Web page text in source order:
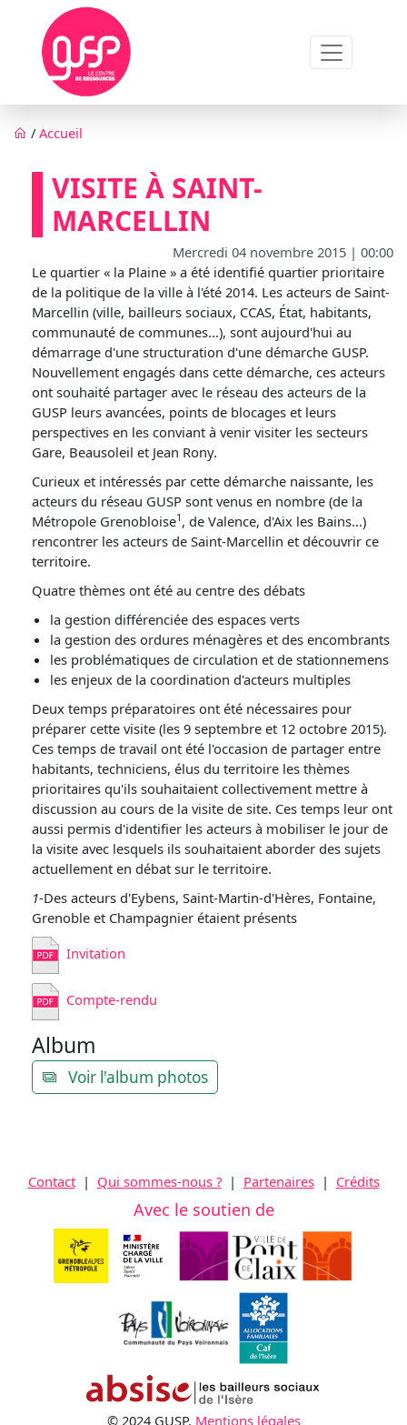
Aller au contenu principal
Fil d'Ariane
/Accueil
VISITE À SAINT-
MARCELLIN
Mercredi 04 novembre 2015 | 00:00
Le quartier « la Plaine » a été identifié quartier prioritaire
de la politique de la ville à l'été 2014. Les acteurs de Saint-
Marcellin (ville, bailleurs sociaux, CCAS, État, habitants,
communauté de communes...), sont aujourd'hui au
démarrage d'une structuration d'une démarche GUSP.
Nouvellement engagés dans cette démarche, ces acteurs
ont souhaité partager avec le réseau des acteurs de la
GUSP leurs avancées, points de blocages et leurs
perspectives en les conviant à venir visiter les secteurs
Gare, Beausoleil et Jean Rony.
Curieux et intéressés par cette démarche naissante, les
acteurs du réseau GUSP sont venus en nombre (de la
Métropole Grenobloise1 , de Valence, d'Aix les Bains...)
rencontrer les acteurs de Saint-Marcellin et découvrir ce
territoire.
Quatre thèmes ont été au centre des débats
la gestion différenciée des espaces verts
la gestion des ordures ménagères et des encombrants
les problématiques de circulation et de stationnemens
les enjeux de la coordination d'acteurs multiples
Deux temps préparatoires ont été nécessaires pour
préparer cette visite (les 9 septembre et 12 octobre 2015).
Ces temps de travail ont été l'occasion de partager entre
habitants, techniciens, élus du territoire les thèmes
prioritaires qu'ils souhaitaient collectivement mettre à
discussion au cours de la visite de site. Ces temps leur ont
aussi permis d'identifier les acteurs à mobiliser le jour de
la visite avec lesquels ils souhaitaient aborder des sujets
actuellement en débat sur le territoire.
1-Des acteurs d'Eybens, Saint-Martin-d'Hères, Fontaine,
Grenoble et Champagnier étaient présents
Invitation
Compte-rendu
Album
Voir l'album photos
Contact| Qui sommes-nous ?| Partenaires| Crédits
Avec le soutien de
© 2024 GUSP. Mentions légales